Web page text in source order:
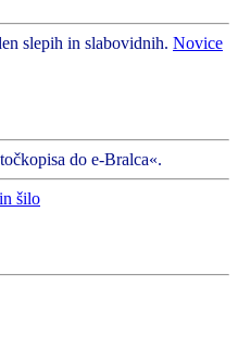
slepih in slabovidnih. Novice
do e-Bralca«.